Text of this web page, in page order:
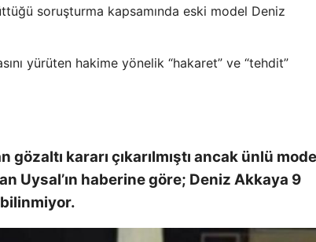
soruşturma kapsamında eski model Deniz
yürüten hakime yönelik “hakaret” ve “tehdit”
kararı çıkarılmıştı ancak ünlü
Uysal’ın haberine göre; Deniz Akkaya 9